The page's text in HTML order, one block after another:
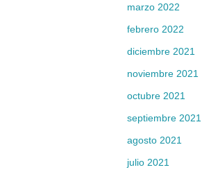
marzo 2022
febrero 2022
diciembre 2021
noviembre 2021
octubre 2021
septiembre 2021
agosto 2021
julio 2021